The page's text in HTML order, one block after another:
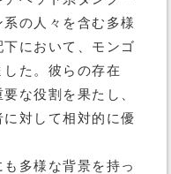
の人々を含む多様
において、モンゴ
た。彼らの存在
な役割を果たし、
対して相対的に優
多様な背景を持っ